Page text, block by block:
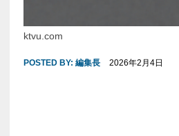
ktvu.com
POSTED BY: 編集長 2026年2月4日